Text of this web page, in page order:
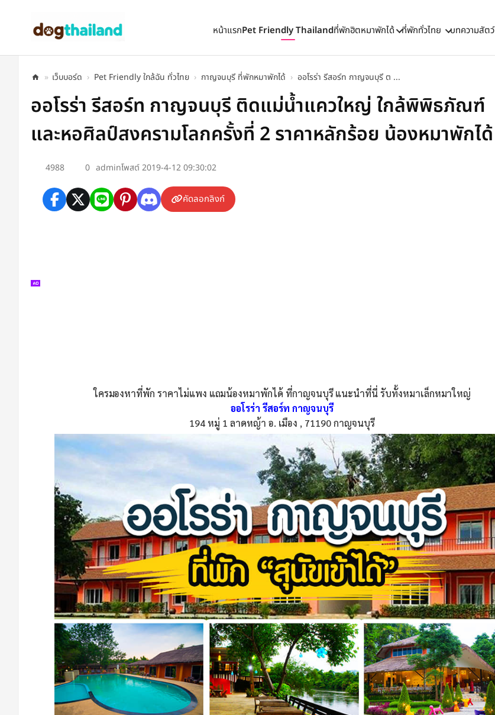
หน้าแรกPet Friendly Thailandที่พักฮิตหมาพักได้ ที่พักทั่วไทย บทความสัต
» เว็บบอร์ด › Pet Friendly ใกล้ฉัน ทั่วไทย › กาญจนบุรี ที่พักหมาพักได้ › ออโรร่า รีสอร์ท กาญจนบุรี ต ...
ออโรร่า รีสอร์ท กาญจนบุรี ติดแม่น้ำแควใหญ่ ใกล้พิพิธภัณฑ์
และหอศิลป์สงครามโลกครั้งที่ 2 ราคาหลักร้อย น้องหมาพักได้
4988 0 adminโพสต์ 2019-4-12 09:30:02
คัดลอกลิงก์
ใครมองหาที่พัก ราคาไม่แพง แถมน้องหมาพักได้ ที่กาญจนบุรี แนะนำที่นี่ รับทั้งหมาเล็กหมาใหญ่
ออโรร่า รีสอร์ท กาญจนบุรี
194 หมู่ 1 ลาดหญ้า อ. เมือง , 71190 กาญจนบุรี